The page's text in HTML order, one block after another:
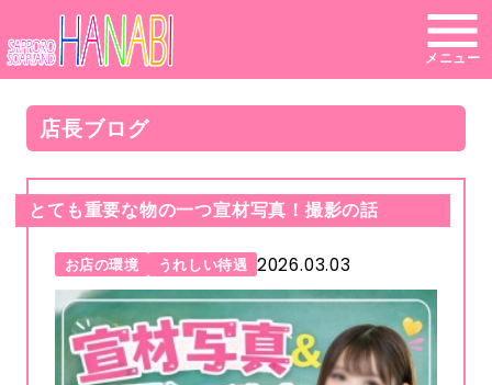
メニュー
店長ブログ
とても重要な物の一つ宣材写真！撮影の話
お店の環境 うれしい待遇 2026.03.03